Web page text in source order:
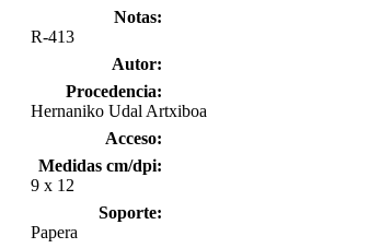
Notas:
R-413
Autor:
Procedencia:
Hernaniko Udal Artxiboa
Acceso:
Medidas cm/dpi:
9 x 12
Soporte:
Papera